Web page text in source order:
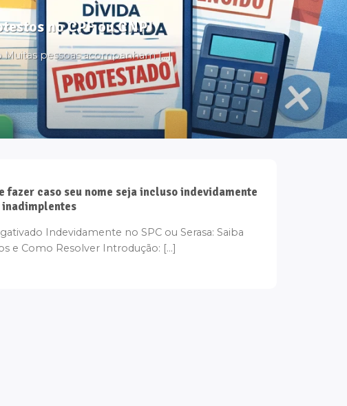
no CPF ou CNPJ
pessoas acompanham [...]
fazer caso seu nome seja incluso indevidamente
Indevidamente no SPC ou Serasa: Saiba
e Como Resolver Introdução: [...]